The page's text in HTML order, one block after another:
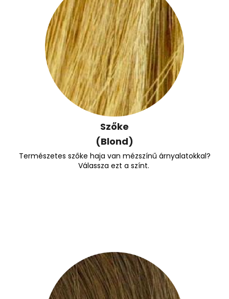
Szőke
(Blond)
Természetes szőke haja van mézszínű árnyalatokkal?
Válassza ezt a színt.